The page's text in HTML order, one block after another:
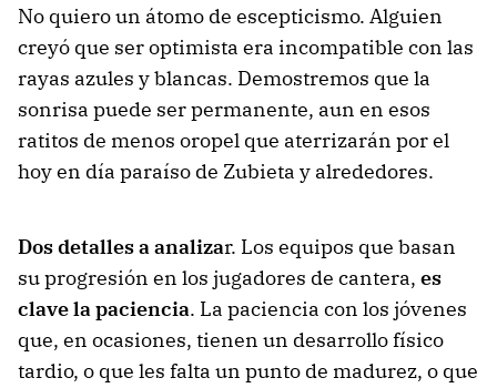
No quiero un átomo de escepticismo. Alguien
creyó que ser optimista era incompatible con las
rayas azules y blancas. Demostremos que la
sonrisa puede ser permanente, aun en esos
ratitos de menos oropel que aterrizarán por el
hoy en día paraíso de Zubieta y alrededores.
Dos detalles a analizar. Los equipos que basan
su progresión en los jugadores de cantera, es
clave la paciencia. La paciencia con los jóvenes
que, en ocasiones, tienen un desarrollo físico
tardio, o que les falta un punto de madurez, o que